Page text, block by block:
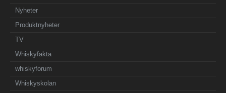
Nyheter
Produktnyheter
TV
Whiskyfakta
whiskyforum
Whiskyskolan